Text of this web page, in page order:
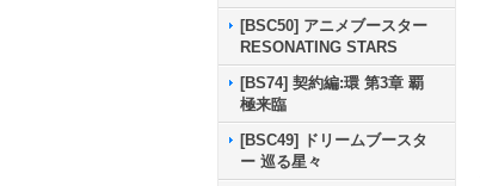
[BSC50] アニメブースター
RESONATING STARS
[BS74] 契約編:環 第3章 覇
極来臨
[BSC49] ドリームブースタ
ー 巡る星々